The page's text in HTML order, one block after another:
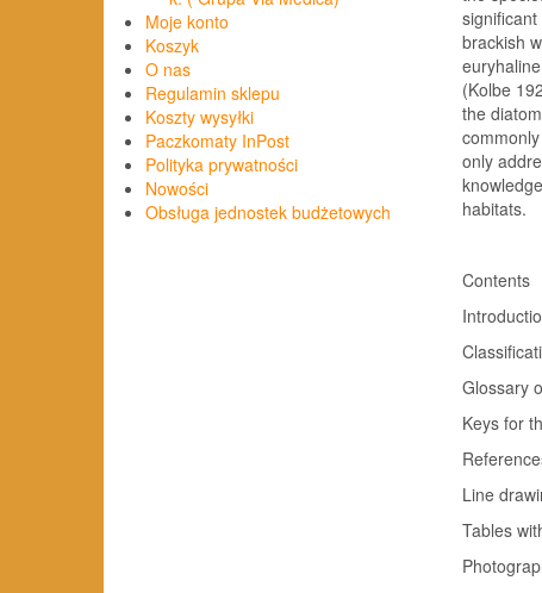
Moje konto
Koszyk
O nas
Regulamin sklepu
Koszty wysyłki
Paczkomaty InPost
Polityka prywatności
Nowości
Obsługa jednostek budżetowych
brackish
(Kolbe
the
only
habitats.
Contents
Glossary
Keys for
Line
Tables